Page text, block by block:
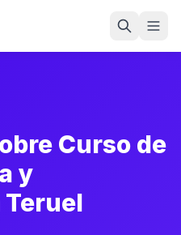
Estudio
Curso de
y